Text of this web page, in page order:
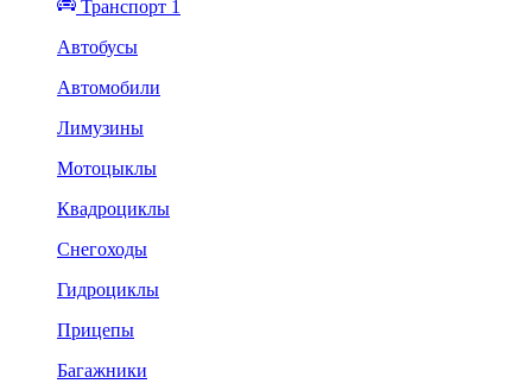
Транспорт 1
Автобусы
Автомобили
Лимузины
Мотоцыклы
Квадроциклы
Снегоходы
Гидроциклы
Прицепы
Багажники